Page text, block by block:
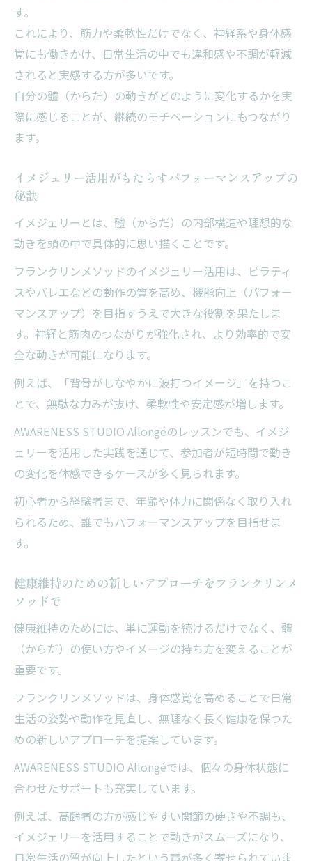
機能向上を叶える新習慣の始め方とヒント
フランクリンメソッドで始める機能向上の
新習慣
イメジェリーを毎日に取り入れる実践的ヒ
ント
機能向上を実感するための習慣作りのポイ
ピラティスに活きるフランクリンメソッドの魅
力
ピラティスでフランクリンメソッドが活き
る理由
効果
パフォーマンスアップを実現するボディワ
ークの工夫
フランクリンメソッドがもたらすピラティ
スの変化
機能向上と健康維持を両立するピラティス
活用法
る方法
的な理由
機能向上と健康維持を両立するイメジェリ
ー実践
る習慣
意識改革がもたらす體（からだ）と心の変化と
は
フランクリンメソッドで意識改革を実感す
す。
これにより、筋力や柔軟性だけでなく、神経系や身体感
覚にも働きかけ、日常生活の中でも違和感や不調が軽減
されると実感する方が多いです。
自分の體（からだ）の動きがどのように変化するかを実
際に感じることが、継続のモチベーションにもつながり
ます。
イメジェリー活用がもたらすパフォーマンスアップの
秘訣
イメジェリーとは、體（からだ）の内部構造や理想的な
動きを頭の中で具体的に思い描くことです。
フランクリンメソッドのイメジェリー活用は、ピラティ
スやバレエなどの動作の質を高め、機能向上（パフォー
マンスアップ）を目指すうえで大きな役割を果たしま
す。神経と筋肉のつながりが強化され、より効率的で安
全な動きが可能になります。
例えば、「背骨がしなやかに波打つイメージ」を持つこ
とで、無駄な力みが抜け、柔軟性や安定感が増します。
AWARENESS STUDIO Allongéのレッスンでも、イメジ
ェリーを活用した実践を通じて、参加者が短時間で動き
の変化を体感できるケースが多く見られます。
初心者から経験者まで、年齢や体力に関係なく取り入れ
られるため、誰でもパフォーマンスアップを目指せま
す。
健康維持のための新しいアプローチをフランクリンメ
ソッドで
健康維持のためには、単に運動を続けるだけでなく、體
（からだ）の使い方やイメージの持ち方を変えることが
重要です。
フランクリンメソッドは、身体感覚を高めることで日常
生活の姿勢や動作を見直し、無理なく長く健康を保つた
めの新しいアプローチを提案しています。
AWARENESS STUDIO Allongéでは、個々の身体状態に
合わせたサポートも充実しています。
例えば、高齢者の方が感じやすい関節の硬さや不調も、
イメジェリーを活用することで動きがスムーズになり、
日常生活の質が向上したという声が多く寄せられていま